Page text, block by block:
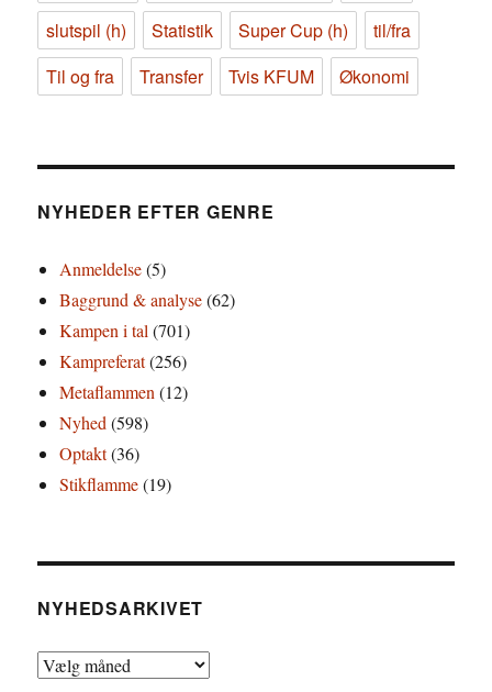
slutspil (h)
Statistik Super Cup (h)
til/fra
Til og fra
Transfer Tvis KFUM Økonomi
NYHEDER EFTER GENRE
Anmeldelse(5)
Baggrund & analyse(62)
Kampen i tal (701)
Kampreferat(256)
Metaflammen (12)
Nyhed (598)
Optakt(36)
Stikflamme(19)
NYHEDSARKIVET
Nyhedsarkivet